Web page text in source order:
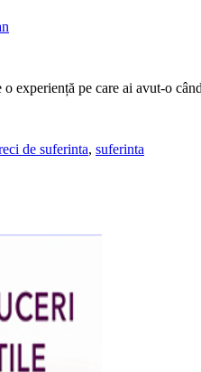
experiență pe care ai avut-o
de suferinta, suferinta